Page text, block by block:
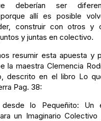
deberían ser
allí es posible
construir con otros y
y juntas en colectivo.
resumir esta apuesta y
la maestra Clemencia
descrito en el libro Lo
Pag. 38:
desde lo Pequeñito: Un
un Imaginario Colectivo